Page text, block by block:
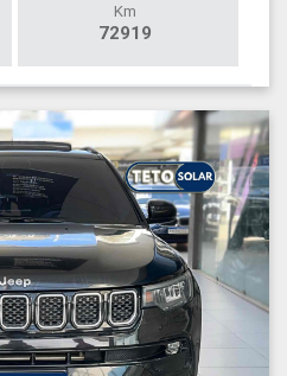
Km
72919